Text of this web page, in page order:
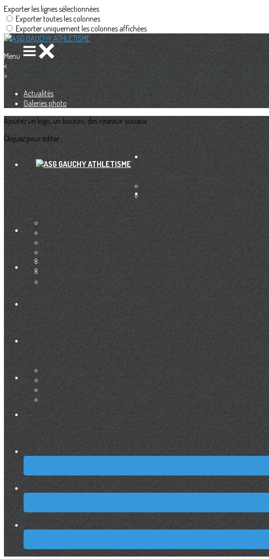
Exporter les lignes sélectionnées
Exporter toutes les colonnes
Exporter uniquement les colonnes affichées
Menu
<
>
Actualités
Galeries photo
Ajoutez un logo, un bouton, des réseaux sociaux
Cliquez pour éditer